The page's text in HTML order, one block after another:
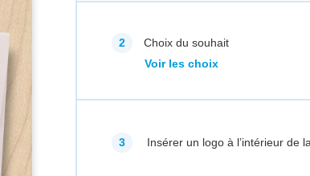
Choix du souhait
Voir les choix
Insérer un logo à l’intérieur de